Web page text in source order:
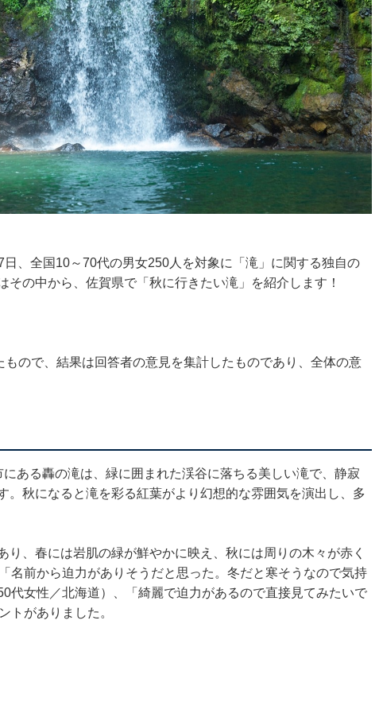
、全国10～70代の男女250人を対象に「滝」に関する独自の
その中から、佐賀県で「秋に行きたい滝」を紹介します！
ので、結果は回答者の意見を集計したものであり、全体の意
ある轟の滝は、緑に囲まれた渓谷に落ちる美しい滝で、静寂
。秋になると滝を彩る紅葉がより幻想的な雰囲気を演出し、多
り、春には岩肌の緑が鮮やかに映え、秋には周りの木々が赤く
名前から迫力がありそうだと思った。冬だと寒そうなので気持
代女性／北海道）、「綺麗で迫力があるので直接見てみたいで
トがありました。